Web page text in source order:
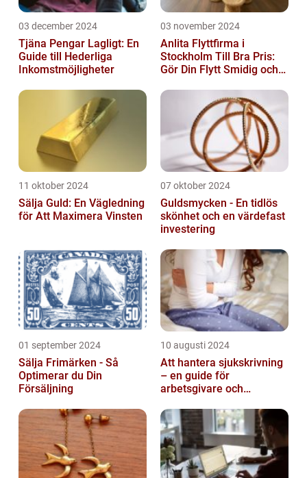
03 december 2024
Tjäna Pengar Lagligt: En
Guide till Hederliga
Inkomstmöjligheter
03 november 2024
Anlita Flyttfirma i
Stockholm Till Bra Pris:
Gör Din Flytt Smidig och
11 oktober 2024
Sälja Guld: En Vägledning
för Att Maximera Vinsten
07 oktober 2024
Guldsmycken - En tidlös
skönhet och en värdefast
investering
01 september 2024
Sälja Frimärken - Så
Optimerar du Din
Försäljning
10 augusti 2024
Att hantera sjukskrivning
– en guide för
arbetsgivare och